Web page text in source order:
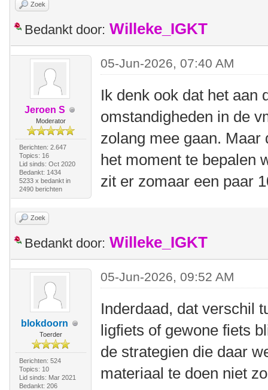
Zoek
Bedankt door: Willeke_IGKT
Jeroen S
Moderator
Berichten: 2.647
Topics: 16
Lid sinds: Oct 2020
Bedankt: 1434
5233 x bedankt in
2490 berichten
05-Jun-2026, 07:40 AM
Ik denk ook dat het aan
omstandigheden in de
zolang mee gaan.
het moment te bepalen
zit er zomaar een paar
Zoek
Bedankt door: Willeke_IGKT
blokdoorn
Toerder
Berichten: 524
Topics: 10
Lid sinds: Mar 2021
Bedankt: 206
05-Jun-2026, 09:52 AM
Inderdaad, dat verschil
ligfiets of gewone fiets
de strategien die daar
materiaal te doen niet